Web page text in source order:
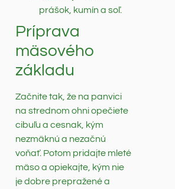
prášok, kumín a soľ.
Príprava
mäsového
základu
Začnite tak, že na panvici
na strednom ohni opečiete
cibuľu a cesnak, kým
nezmäknú a nezačnú
voňať. Potom pridajte mleté
mäso a opiekajte, kým nie
je dobre prepražené a